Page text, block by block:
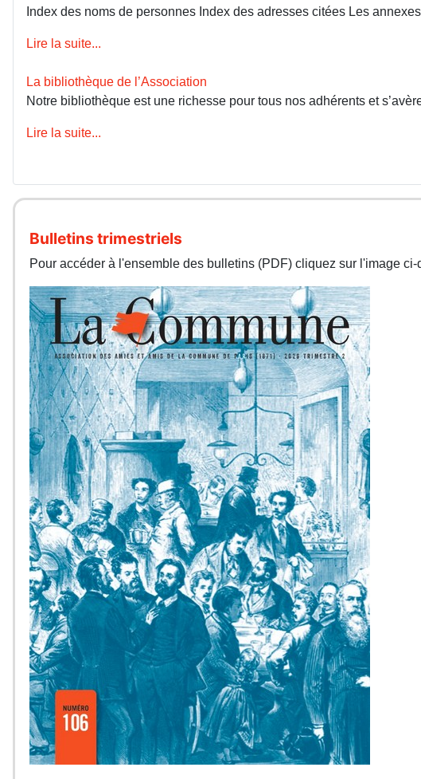
Index des noms de personnes Index des adresses citées Les annexes
Lire la suite...
La bibliothèque de l’Association
Notre bibliothèque est une richesse pour tous nos adhérents et
Lire la suite...
Bulletins trimestriels
Pour accéder à l'ensemble des bulletins (PDF) cliquez sur l'image ci-